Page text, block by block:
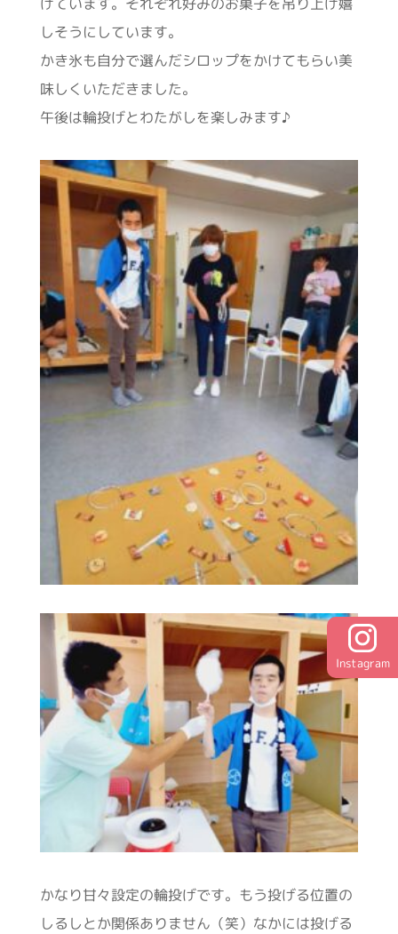
しそうにしています。
かき氷も自分で選んだシロップをかけてもらい美
味しくいただきました。
午後は輪投げとわたがしを楽しみます♪
かなり甘々設定の輪投げです。もう投げる位置の
しるしとか関係ありません（笑）なかには投げる
Instagram